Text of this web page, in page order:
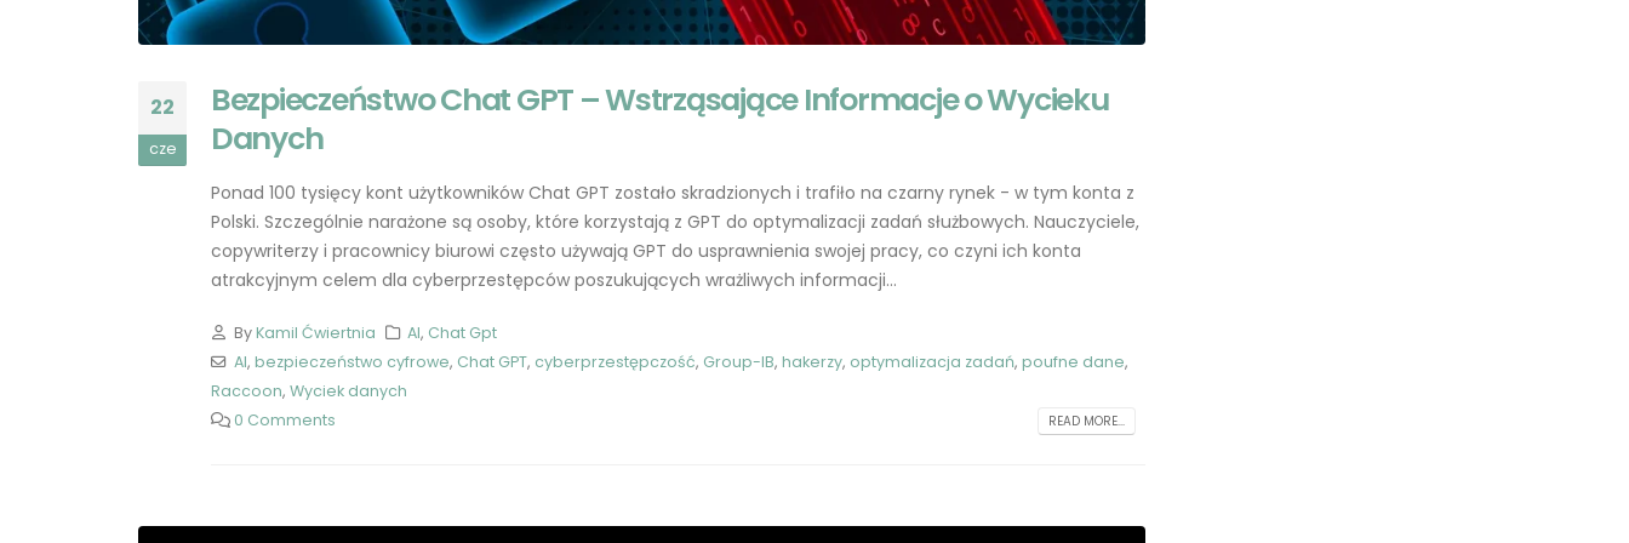
22
cze
Bezpieczeństwo Chat GPT – Wstrząsające Informacje o Wycieku
Danych
Ponad 100 tysięcy kont użytkowników Chat GPT zostało skradzionych i trafiło na czarny rynek - w tym konta z
Polski. Szczególnie narażone są osoby, które korzystają z GPT do optymalizacji zadań służbowych. Nauczyciele,
copywriterzy i pracownicy biurowi często używają GPT do usprawnienia swojej pracy, co czyni ich konta
atrakcyjnym celem dla cyberprzestępców poszukujących wrażliwych informacji...
ByKamil Ćwiertnia AI, Chat Gpt
AI, bezpieczeństwo cyfrowe, Chat GPT, cyberprzestępczość, Group-IB, hakerzy, optymalizacja zadań, poufne dane,
Raccoon, Wyciek danych
0 Comments
READ MORE...